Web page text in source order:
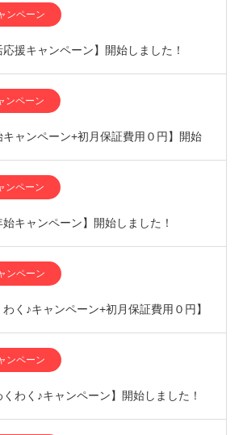
ンペーン
援キャンペーン】開始しました！
ンペーン
ャンペーン+初月保証費用０円】開始
ンペーン
キャンペーン】開始しました！
ンペーン
く♪キャンペーン+初月保証費用０円】
ンペーン
わく♪キャンペーン】開始しました！